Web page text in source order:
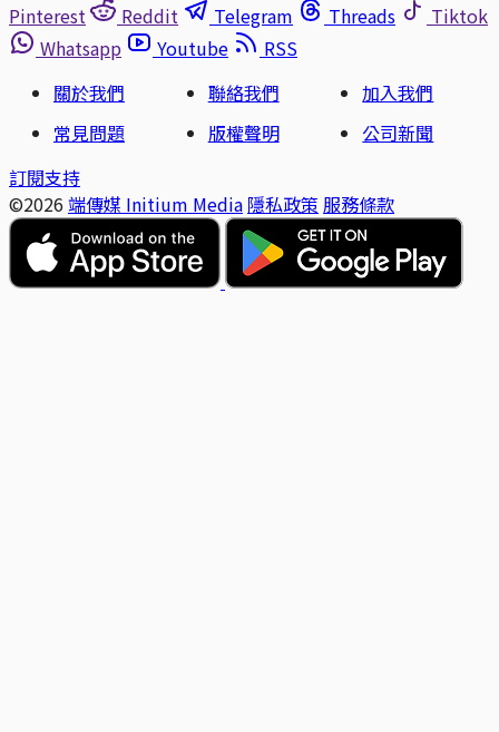
Pinterest
Reddit Telegram Threads
Tiktok
Whatsapp
Youtube
RSS
關於我們
聯絡我們
加入我們
常見問題
版權聲明
公司新聞
訂閱支持
©2026 端傳媒 Initium Media 隱私政策 服務條款